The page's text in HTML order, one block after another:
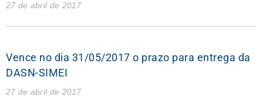
27 de abril de 2017
Vence no dia 31/05/2017 o prazo para entrega da
DASN-SIMEI
27 de abril de 2017